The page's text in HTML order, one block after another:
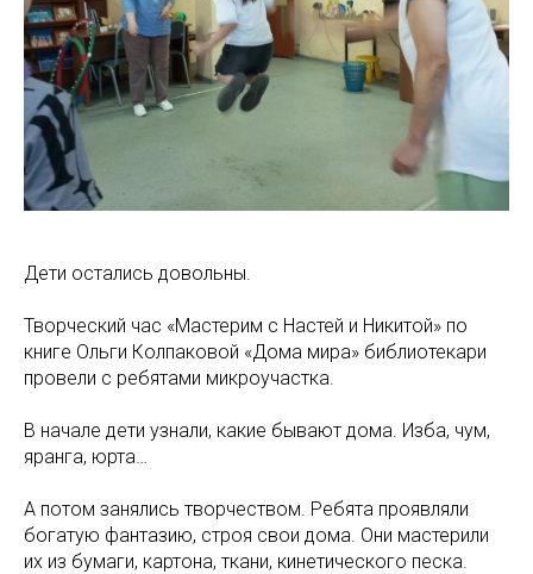
Дети остались довольны.
Творческий час «Мастерим с Настей и Никитой» по
книге Ольги Колпаковой «Дома мира» библиотекари
провели с ребятами микроучастка.
В начале дети узнали, какие бывают дома. Изба, чум,
яранга, юрта…
А потом занялись творчеством. Ребята проявляли
богатую фантазию, строя свои дома. Они мастерили
их из бумаги, картона, ткани, кинетического песка.